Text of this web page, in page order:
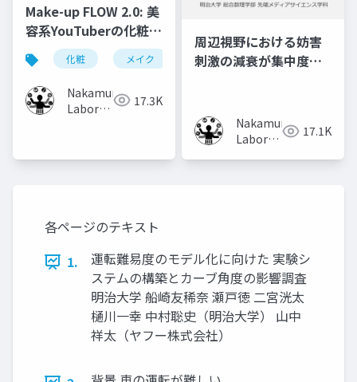
Make-up FLOW 2.0: 美
容系YouTuberの化粧フ
ローチャートの共有・
取り入れ手法
化粧 メイク 化粧工程 フローチャート
Nakamura
Laboratory 17.3K
周辺視野における妨害
刺激の減衰が集中度に
Nakamura
Laboratory 17.1K
各ページのテキスト
1.
運転難易度のモデル化に向けた 実験シ
ステムの構築とカーブ角度の影響調査
明治大学 船崎友稀奈 瀬戸徳 二宮洸太
樋川一幸 中村聡史（明治大学） 山中
祥太（ヤフー株式会社）